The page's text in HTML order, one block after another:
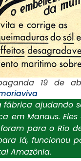
19 de
fábrica ajudando
em Manaus.
para o Rio
lá, funcionou
Amazônia.